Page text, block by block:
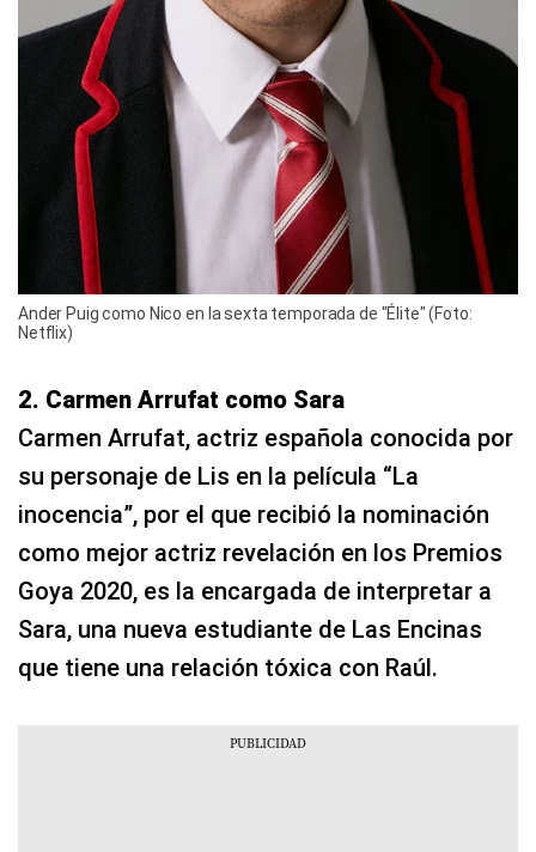
Ander Puig como Nico en la sexta temporada de "Élite" (Foto:
Netflix)
2. Carmen Arrufat como Sara
Carmen Arrufat, actriz española conocida por
su personaje de Lis en la película “La
inocencia”, por el que recibió la nominación
como mejor actriz revelación en los Premios
Goya 2020, es la encargada de interpretar a
Sara, una nueva estudiante de Las Encinas
que tiene una relación tóxica con Raúl.